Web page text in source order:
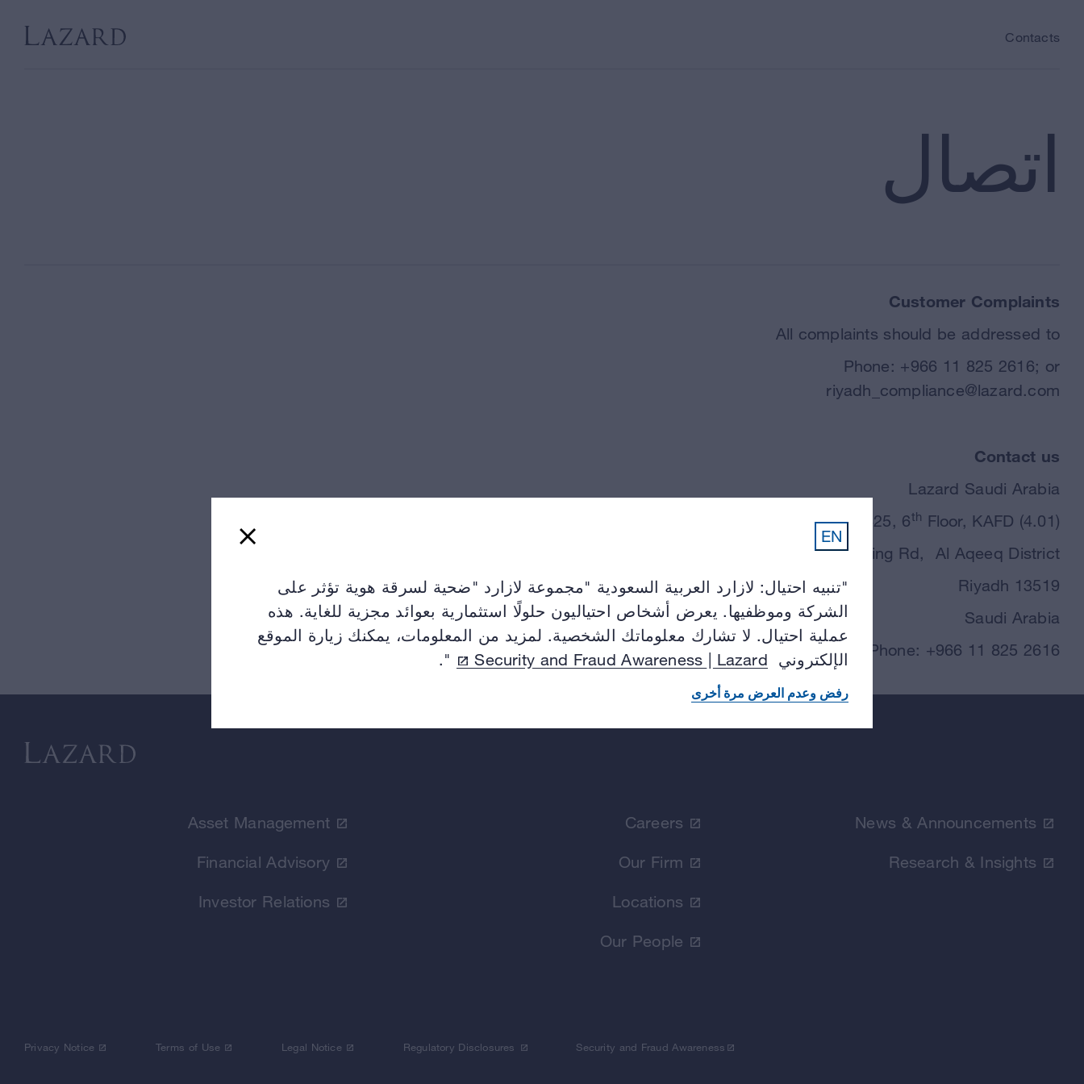
Contacts
اتصال
Customer Complaints
All complaints should be addressed to
Phone: +966 11 825 2616; or
riyadh_compliance@lazard.com
Contact us
Lazard Saudi Arabia
PO Box 88425, 6th Floor, KAFD (4.01)
KAFD Ring Rd, Al Aqeeq District
Riyadh 13519
Saudi Arabia
Phone: +966 11 825 2616
EN
"تنبيه احتيال: لازارد العربية السعودية "مجموعة لازارد "ضحية لسرقة هوية تؤثر على
الشركة وموظفيها. يعرض أشخاص احتياليون حلولًا استثمارية بعوائد مجزية للغاية. هذه
عملية احتيال. لا تشارك معلوماتك الشخصية. لمزيد من المعلومات، يمكنك زيارة الموقع
الإلكتروني
Securityand Fraud Awareness | Lazard
".
رفض وعدم العرض مرة أخرى
Asset Management
Financial Advisory
Investor Relations
Careers
Our Firm
Locations
Our People
News & Announcements
Research & Insights
Privacy Notice Terms of Use Legal Notice Regulatory Disclosures Security and Fraud Awareness